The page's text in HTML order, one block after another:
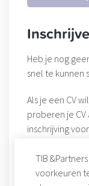
Heb je nog
snel te kunnen
Als je een CV
proberen je
inschrijving
alsjeblieft ook
pagina
TIB
voorkeuren